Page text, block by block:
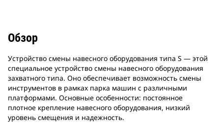
Обзор
Устройство смены навесного оборудования типа S — этой
специальное устройство смены навесного оборудования
захватного типа. Оно обеспечивает возможность смены
инструментов в рамках парка машин с различными
платформами. Основные особенности: постоянное
плотное крепление навесного оборудования, низкий
уровень смещения и надежность.